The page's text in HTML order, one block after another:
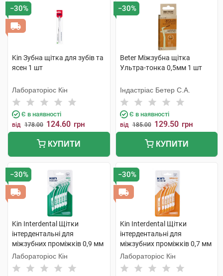
−30%
Kin Зубна щітка для зубів та
ясен 1 шт
Лабораторіос Кін
Є в наявності
від 178.00 124.60 грн
КУПИТИ
−30%
Beter Міжзубна щітка
Ультра-тонка 0,5мм 1 шт
Індастріас Бетер С.А.
Є в наявності
від 185.00 129.50 грн
КУПИТИ
−30%
Kin Interdental Щітки
інтердентальні для
міжзубних проміжків 0,9 мм
6 шт
Лабораторіос Кін
−30%
Kin Interdental Щітки
інтердентальні для
міжзубних проміжків 0,7 мм
6 шт
Лабораторіос Кін